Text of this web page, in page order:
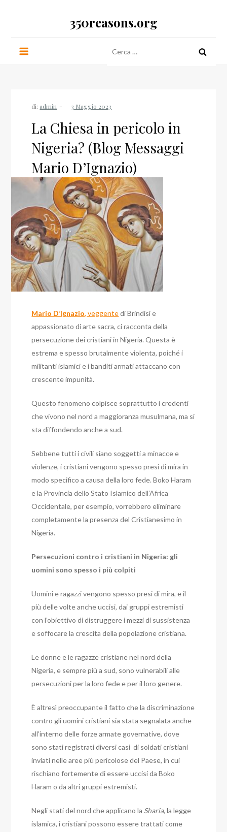
350reasons.org
per:
di: admin
La Chiesa in pericolo in
Nigeria? (Blog Messaggi
Mario D’Ignazio)
Mario D’Ignazio, veggentedi Brindisi e
appassionato di arte sacra, ci racconta della
persecuzione dei cristiani in Nigeria. Questa è
estrema e spesso brutalmente violenta, poiché i
militanti islamici e i banditi armati attaccano con
crescente impunità.
Questo fenomeno colpisce soprattutto i credenti
che vivono nel nord a maggioranza musulmana, ma si
sta diffondendo anche a sud.
Sebbene tutti i civili siano soggetti a minacce e
violenze, i cristiani vengono spesso presi di mira in
modo specifico a causa della loro fede. Boko Haram
e la Provincia dello Stato Islamico dell’Africa
Occidentale, per esempio, vorrebbero eliminare
completamente la presenza del Cristianesimo in
Nigeria.
Persecuzioni contro i cristiani in Nigeria: gli
uomini sono spesso i più colpiti
Uomini e ragazzi vengono spesso presi di mira, e il
più delle volte anche uccisi, dai gruppi estremisti
con l’obiettivo di distruggere i mezzi di sussistenza
e soffocare la crescita della popolazione cristiana.
Le donne e le ragazze cristiane nel nord della
Nigeria, e sempre più a sud, sono vulnerabili alle
persecuzioni per la loro fede e per il loro genere.
È altresì preoccupante il fatto che la discriminazione
contro gli uomini cristiani sia stata segnalata anche
all’interno delle forze armate governative, dove
sono stati registrati diversi casi di soldati cristiani
inviati nelle aree più pericolose del Paese, in cui
rischiano fortemente di essere uccisi da Boko
Haram o da altri gruppi estremisti.
Negli stati del nord che applicano la Sharia, la legge
islamica, i cristiani possono essere trattati come